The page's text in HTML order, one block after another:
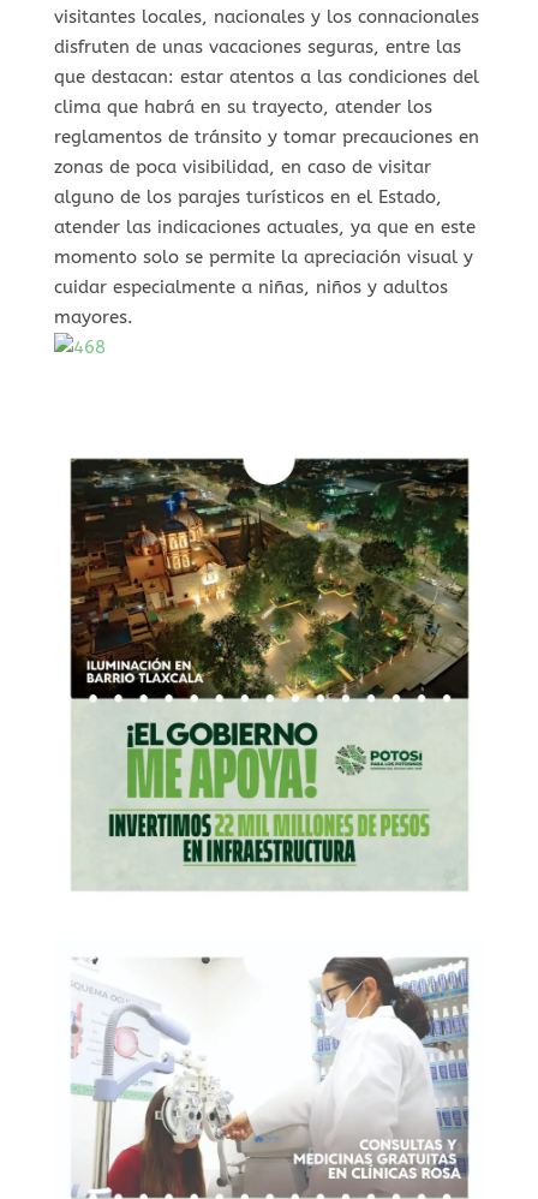
visitantes locales, nacionales y los connacionales
disfruten de unas vacaciones seguras, entre las
que destacan: estar atentos a las condiciones del
clima que habrá en su trayecto, atender los
reglamentos de tránsito y tomar precauciones en
zonas de poca visibilidad, en caso de visitar
alguno de los parajes turísticos en el Estado,
atender las indicaciones actuales, ya que en este
momento solo se permite la apreciación visual y
cuidar especialmente a niñas, niños y adultos
mayores.